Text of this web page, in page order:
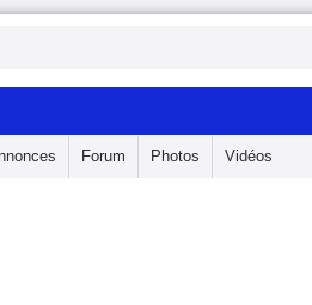
Forum Photos Vidéos